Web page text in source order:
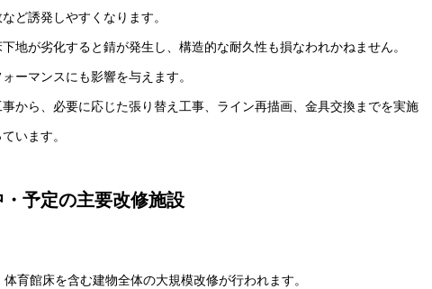
ど誘発しやすくなります。
地が劣化すると錆が発生し、構造的な耐久性も損なわれかねません。
ーマンスにも影響を与えます。
から、必要に応じた張り替え工事、ライン再描画、金具交換までを実施
います。
予定の主要改修施設
育館床を含む建物全体の大規模改修が行われます。